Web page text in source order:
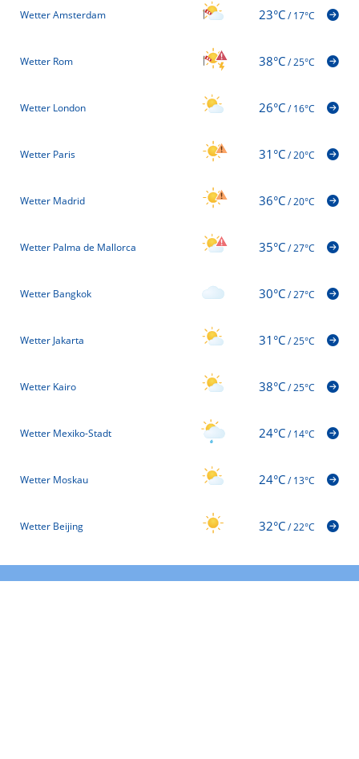
Wetter Amsterdam 23°C/17°C
Wetter Rom 38°C/25°C
Wetter London 26°C/16°C
Wetter Paris 31°C/20°C
Wetter Madrid 36°C/20°C
Wetter Palma de Mallorca 35°C/27°C
Wetter Bangkok 30°C/27°C
Wetter Jakarta 31°C/25°C
Wetter Kairo 38°C/25°C
Wetter Mexiko-Stadt 24°C/14°C
Wetter Moskau 24°C/13°C
Wetter Beijing 32°C/22°C